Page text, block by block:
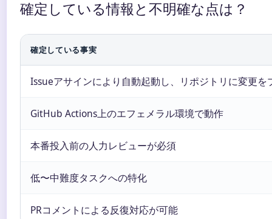
確定している情報と不明確な点は？
確定している事実
Issueアサインにより自動起動し、リポジトリに変更を
GitHub Actions上のエフェメラル環境で動作
本番投入前の人力レビューが必須
低〜中難度タスクへの特化
PRコメントによる反復対応が可能